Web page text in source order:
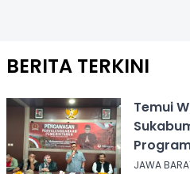
BERITA TERKINI
Temui
Serap
JAWA